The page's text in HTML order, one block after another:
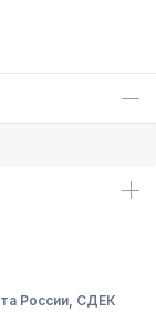
России, СДЕК